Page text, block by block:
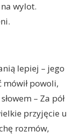
wylot.
lepiej – jego
mówił powoli,
– Za pół
przyjęcie u
rozmów,